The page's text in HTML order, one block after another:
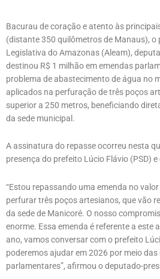
Bacurau de coração e atento às
(distante 350 quilômetros de Manaus), o
Legislativa do Amazonas (Aleam),
destinou R$ 1 milhão em emendas
problema de abastecimento de água no
aplicados na perfuração de três poços
superior a 250 metros, beneficiando
da sede municipal.
A assinatura do repasse ocorreu nesta
presença do prefeito Lúcio Flávio (PSD)
“Estou repassando uma emenda no
perfurar três poços artesianos, que vão
da sede de Manicoré. O nosso
enorme. Essa emenda é referente a este
ano, vamos conversar com o prefeito
poderemos ajudar em 2026 por meio
parlamentares”, afirmou o deputado-